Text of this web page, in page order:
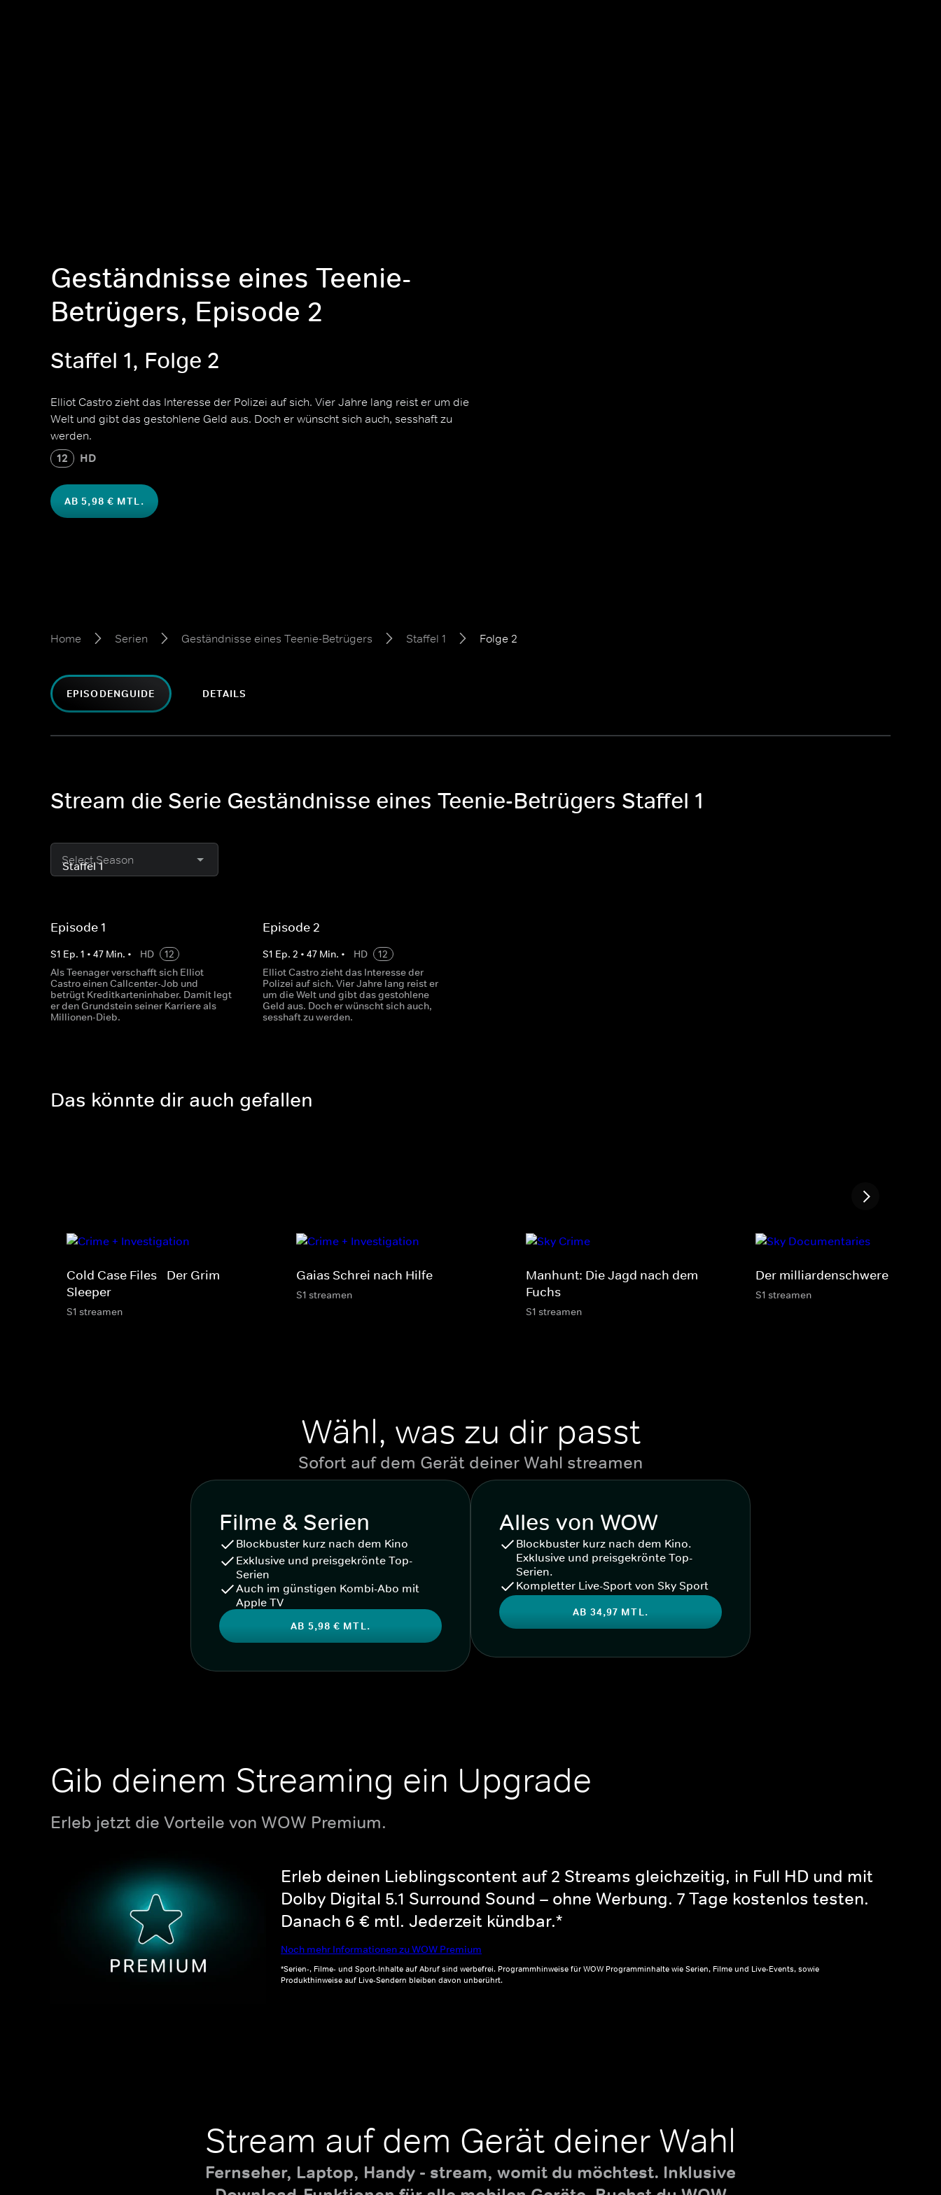
Geständnisse eines Teenie-
Betrügers, Episode 2
Staffel 1, Folge 2
Elliot Castro zieht das Interesse der Polizei auf sich. Vier Jahre lang reist er um die
Welt und gibt das gestohlene Geld aus. Doch er wünscht sich auch, sesshaft zu
werden.
12 HD
AB 5,98 € MTL.
Home Serien Geständnisse eines Teenie-Betrügers Staffel 1 Folge 2
EPISODENGUIDE DETAILS
Stream die Serie Geständnisse eines Teenie-Betrügers Staffel 1
Select Season
Episode 1
S1 Ep. 1 • 47 Min. • HD
12
Als Teenager verschafft sich Elliot
Castro einen Callcenter-Job und
betrügt Kreditkarteninhaber. Damit legt
er den Grundstein seiner Karriere als
Millionen-Dieb.
Episode 2
S1 Ep.2 •47 Min. • HD
12
Elliot Castro zieht das Interesse der
Polizei auf sich. Vier Jahre lang reist er
um die Welt und gibt das gestohlene
Geld aus. Doch er wünscht sich auch,
sesshaft zu werden.
Das könnte dir auch gefallen
Cold Case Files - Der Grim
Sleeper
S1 streamen
Gaias Schrei nach Hilfe
S1 streamen
Manhunt: Die Jagd nach dem
Fuchs
S1 streamen
Der milliardenschwere Schurke
S1 streamen
Wähl, was zu dir passt
Sofort auf dem Gerät deiner Wahl streamen
Filme & Serien
Blockbuster kurz nach dem Kino
Exklusive und preisgekrönte Top-
Serien
Auch im günstigen Kombi-Abo mit
Apple TV
AB 5,98 € MTL.
Alles von WOW
Blockbuster kurz nach dem Kino.
Exklusive und preisgekrönte Top-
Serien.
Kompletter Live-Sport von Sky Sport
AB 34,97 MTL.
Gib deinem Streaming ein Upgrade
Erleb jetzt die Vorteile von WOW Premium.
Erleb deinen Lieblingscontent auf 2 Streams gleichzeitig, in Full HD und mit
Dolby Digital 5.1 Surround Sound – ohne Werbung. 7 Tage kostenlos testen.
Danach 6 € mtl. Jederzeit kündbar.*
Noch mehr Informationen zu WOW Premium
*Serien-, Filme- und Sport-Inhalte auf Abruf sind werbefrei. Programmhinweise für WOW Programminhalte wie Serien, Filme und Live-Events, sowie
Produkthinweise auf Live-Sendern bleiben davon unberührt.
Stream auf dem Gerät deiner Wahl
Fernseher, Laptop, Handy - stream, womit du möchtest. Inklusive